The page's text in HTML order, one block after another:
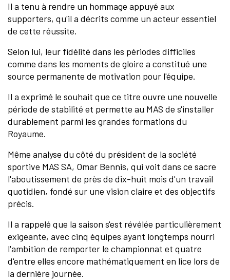
Il a tenu à rendre un hommage appuyé aux
supporters, qu'il a décrits comme un acteur essentiel
de cette réussite.
Selon lui, leur fidélité dans les périodes difficiles
comme dans les moments de gloire a constitué une
source permanente de motivation pour l'équipe.
Il a exprimé le souhait que ce titre ouvre une nouvelle
période de stabilité et permette au MAS de s'installer
durablement parmi les grandes formations du
Royaume.
Même analyse du côté du président de la société
sportive MAS SA, Omar Bennis, qui voit dans ce sacre
l'aboutissement de près de dix-huit mois d'un travail
quotidien, fondé sur une vision claire et des objectifs
précis.
Il a rappelé que la saison s'est révélée particulièrement
exigeante, avec cinq équipes ayant longtemps nourri
l'ambition de remporter le championnat et quatre
d'entre elles encore mathématiquement en lice lors de
la dernière journée.